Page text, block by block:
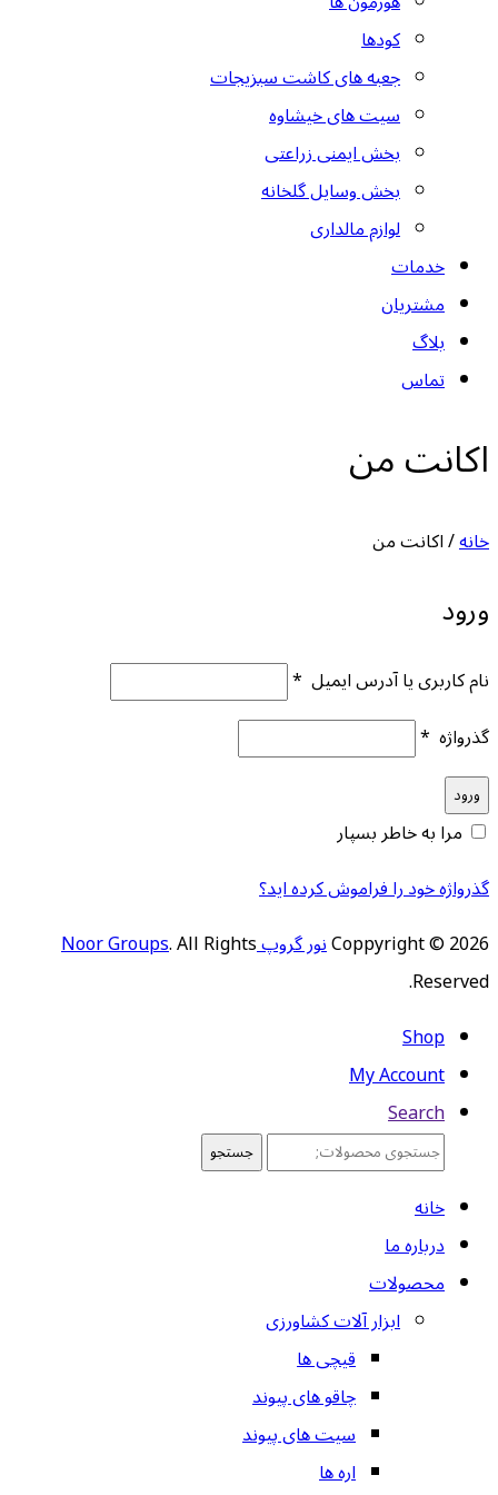
کودها
جعبه های کاشت سبزیجات
سیت های خیشاوه
بخش ایمنی زراعتی
بخش وسایل گلخانه
لوازم مالداری
خدمات
مشتریان
بلاگ
تماس
اکانت من
خانه/اکانت من
ورود
نام کاربری یا آدرس ایمیل *
گذرواژه *
ورود
مرا به خاطر بسپار
گذرواژه خود را فراموش کرده اید؟
Coppyright © 2026نور گروپ Noor Groups. All Rights
Reserved.
Shop
My Account
Search
جستجو
جستجو
خانه
درباره ما
محصولات
ابزار آلات کشاورزی
قیچی ها
چاقو های پیوند
سیت های پیوند
اره ها